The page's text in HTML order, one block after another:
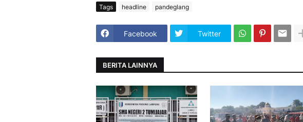
Tags headline pandeglang
Facebook Twitter
BERITA LAINNYA